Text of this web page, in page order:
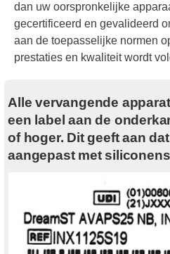
dan uw oorspronkelijke
gecertificeerd en gevalideerd
aan de toepasselijke normen
prestaties en kwaliteit wordt
Alle vervangende
een label aan de
of hoger. Dit geeft aan
aangepast met